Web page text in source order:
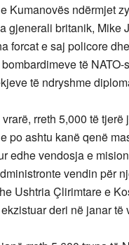
Kumanovës ndërmjet
gjenerali britanik, Mike
forcat e saj policore
të
të ndryshme
rreth 5,000 të
po ashtu kanë qenë
edhe vendosja e
vendin për
Ushtria Çlirimtare e
deri në janar